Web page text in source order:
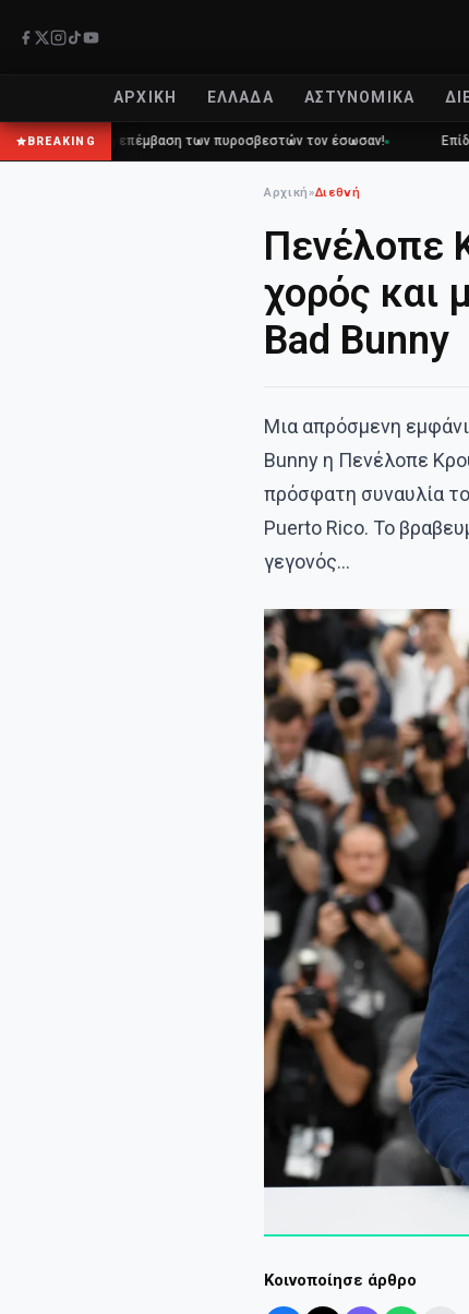
ΑΡΧΙΚΉ ΕΛΛΆΔΑ ΑΣΤΥΝΟΜΙΚΆ
BREAKING
επέμβαση των πυροσβεστών τον έσωσαν! Επίδομα 150€:
Αρχική »Διεθνή
Πενέλοπε
χορός και
Bad Bunny
Μια απρόσμενη
Bunny η Πενέλοπε
πρόσφατη συναυλία
Puerto Rico. Το
γεγονός…
Κοινοποίησε άρθρο